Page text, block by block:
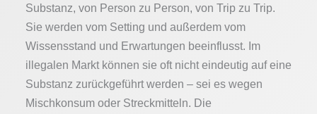
Substanz, von Person zu Person, von Trip zu Trip.
Sie werden vom Setting und außerdem vom
Wissensstand und Erwartungen beeinflusst. Im
illegalen Markt können sie oft nicht eindeutig auf eine
Substanz zurückgeführt werden – sei es wegen
Mischkonsum oder Streckmitteln. Die